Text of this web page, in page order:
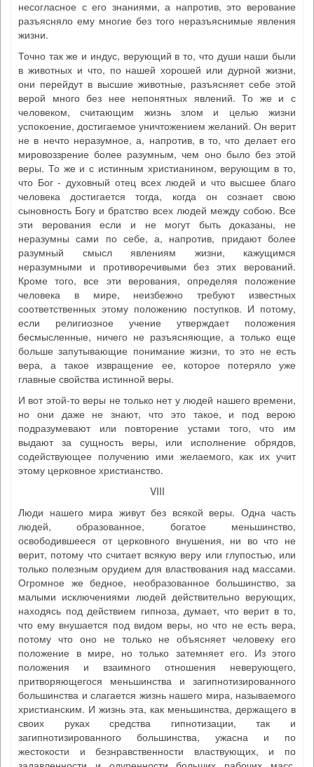
несогласное с его знаниями, а напротив, это верование
разъясняло ему многие без того неразъяснимые явления
жизни.
Точно так же и индус, верующий в то, что души наши были
в животных и что, по нашей хорошей или дурной жизни,
они перейдут в высшие животные, разъясняет себе этой
верой много без нее непонятных явлений. То же и с
человеком, считающим жизнь злом и целью жизни
успокоение, достигаемое уничтожением желаний. Он верит
не в нечто неразумное, а, напротив, в то, что делает его
мировоззрение более разумным, чем оно было без этой
веры. То же и с истинным христианином, верующим в то,
что Бог - духовный отец всех людей и что высшее благо
человека достигается тогда, когда он сознает свою
сыновность Богу и братство всех людей между собою. Все
эти верования если и не могут быть доказаны, не
неразумны сами по себе, а, напротив, придают более
разумный смысл явлениям жизни, кажущимся
неразумными и противоречивыми без этих верований.
Кроме того, все эти верования, определяя положение
человека в мире, неизбежно требуют известных
соответственных этому положению поступков. И потому,
если религиозное учение утверждает положения
бесмысленные, ничего не разъясняющие, а только еще
больше запутывающие понимание жизни, то это не есть
вера, а такое извращение ее, которое потеряло уже
главные свойства истинной веры.
И вот этой-то веры не только нет у людей нашего времени,
но они даже не знают, что это такое, и под верою
подразумевают или повторение устами того, что им
выдают за сущность веры, или исполнение обрядов,
содействующее получению ими желаемого, как их учит
этому церковное христианство.
VIII
Люди нашего мира живут без всякой веры. Одна часть
людей, образованное, богатое меньшинство,
освободившееся от церковного внушения, ни во что не
верит, потому что считает всякую веру или глупостью, или
только полезным орудием для властвования над массами.
Огромное же бедное, необразованное большинство, за
малыми исключениями людей действительно верующих,
находясь под действием гипноза, думает, что верит в то,
что ему внушается под видом веры, но что не есть вера,
потому что оно не только не объясняет человеку его
положение в мире, но только затемняет его. Из этого
положения и взаимного отношения неверующего,
притворяющегося меньшинства и загипнотизированного
большинства и слагается жизнь нашего мира, называемого
христианским. И жизнь эта, как меньшинства, держащего в
своих руках средства гипнотизации, так и
загипнотизированного большинства, ужасна и по
жестокости и безнравственности властвующих, и по